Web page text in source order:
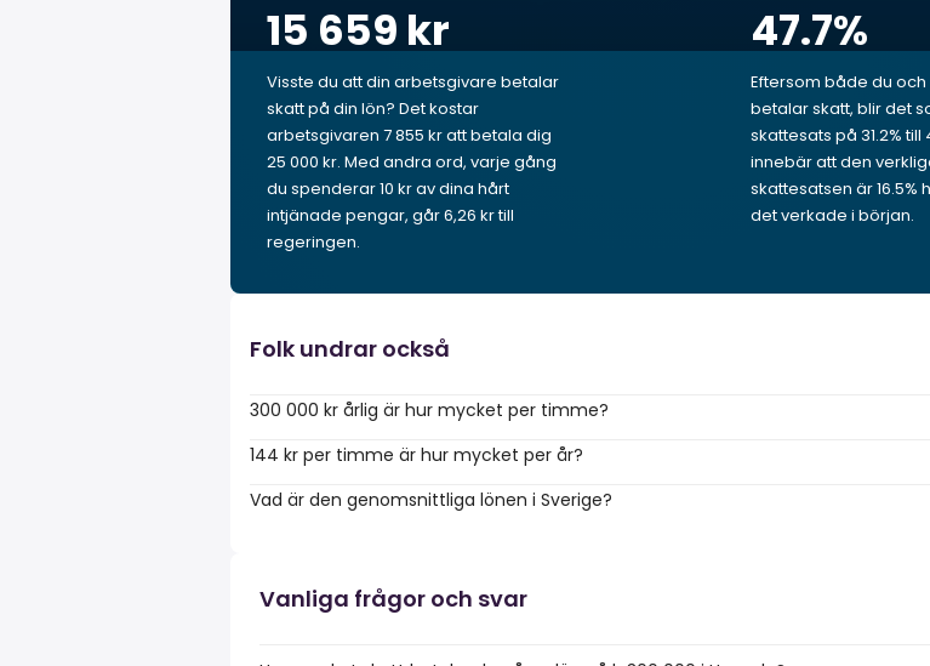
15 659 kr
Visste du att din arbetsgivare betalar
skatt på din lön? Det kostar
arbetsgivaren 7 855 kr att betala dig
25 000 kr. Med andra ord, varje gång
du spenderar 10 kr av dina hårt
intjänade pengar, går 6,26 kr till
regeringen.
47.7%
Eftersom både du
betalar skatt, blir det
skattesats på 31.2% till
innebär att den
skattesatsen är 16.5%
det verkade i början.
Folk undrar också
300 000 kr årlig är hur mycket per timme?
144 kr per timme är hur mycket per år?
Vad är den genomsnittliga lönen i Sverige?
Vanliga frågor och svar